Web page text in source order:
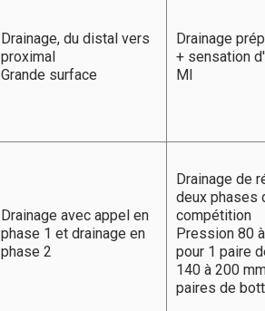
Drainage, du distal vers
proximal
Grande surface
Drainage
+ sensation
MI
Drainage avec appel en
phase 1 et drainage en
phase 2
Drainage de
deux phases
compétition
Pression 80
pour 1 paire
140 à 200
paires de